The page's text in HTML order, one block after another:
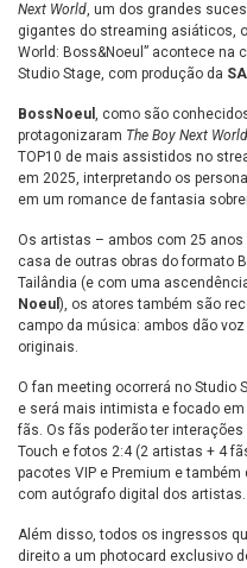
Next World, um dos grandes
gigantes do streaming asiáticos, o
World: Boss&Noeul” acontece na
Studio Stage, com produção da
BossNoeul , como são
protagonizaram The Boy Next World
TOP10 de mais assistidos no
em 2025, interpretando os
em um romance de fantasia
Os artistas – ambos com 25
casa de outras obras do formato
Tailândia (e com uma
Noeul ), os atores também são
campo da música: ambos dão
originais.
O fan meeting ocorrerá no Studio
e será mais intimista e focado
fãs. Os fãs poderão ter
Touch e fotos 2:4 (2 artistas + 4
pacotes VIP e Premium e
com autógrafo digital dos artistas.
Além disso, todos os ingressos
direito a um photocard exclusivo